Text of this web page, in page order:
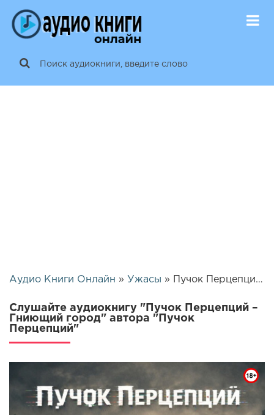
Аудио Книги Онлайн » Ужасы » Пучок Перцепций – Гниющий город | 25816
Слушайте аудиокнигу "Пучок Перцепций –
Гниющий город" автора "Пучок
Перцепций"